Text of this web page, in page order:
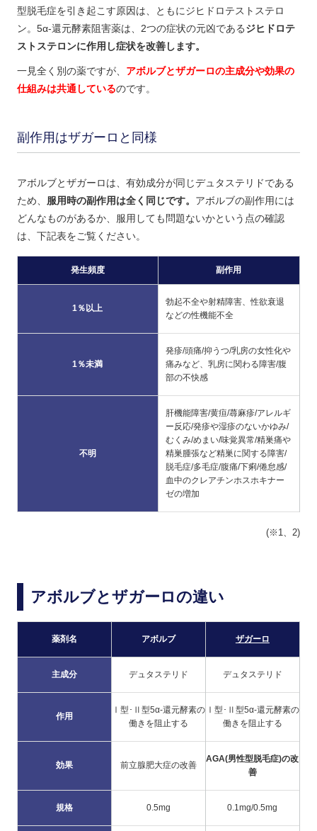
型脱毛症を引き起こす原因は、ともにジヒドロテストステロ
ン。5α-還元酵素阻害薬は、2つの症状の元凶であるジヒドロテ
ストステロンに作用し症状を改善します。
一見全く別の薬ですが、 アボルブとザガーロの主成分や効果の
仕組みは共通しているのです。
副作用はザガーロと同様
アボルブとザガーロは、有効成分が同じデュタステリドである
ため、 服用時の副作用は全く同じです。 アボルブの副作用には
どんなものがあるか、服用しても問題ないかという点の確認
は、下記表をご覧ください。
発生頻度 副作用
1％以上
勃起不全や射精障害、性欲衰退
などの性機能不全
1％未満
発疹/頭痛/抑うつ/乳房の女性化や
痛みなど、乳房に関わる障害/腹
部の不快感
不明
肝機能障害/黄疸/蕁麻疹/アレルギ
ー反応/発疹や湿疹のないかゆみ/
むくみ/めまい/味覚異常/精巣痛や
精巣腫張など精巣に関する障害/
脱毛症/多毛症/腹痛/下痢/倦怠感/
血中のクレアチンホスホキナー
ゼの増加
(※1、2)
アボルブとザガーロの違い
薬剤名 アボルブ ザガーロ
主成分 デュタステリド デュタステリド
作用
Ⅰ型･Ⅱ型5α-還元酵素の
働きを阻止する
Ⅰ型･Ⅱ型5α-還元酵素の
働きを阻止する
効果 前立腺肥大症の改善
AGA(男性型脱毛症)の改
善
規格 0.5mg 0.1mg/0.5mg